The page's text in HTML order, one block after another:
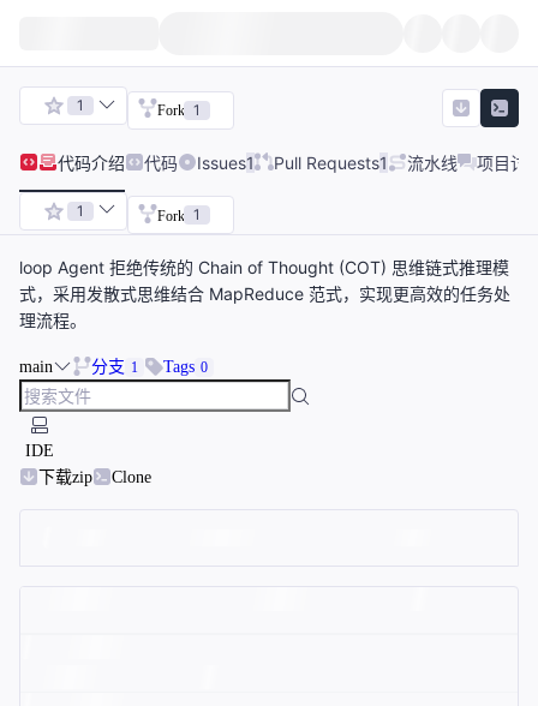
1 Fork 1
代码介绍 代码 Issues1 Pull Requests1 流水线 项目讨
1 Fork 1
loop Agent 拒绝传统的 Chain of Thought (COT) 思维链式推理模
式，采用发散式思维结合 MapReduce 范式，实现更高效的任务处
理流程。
main 分支 1 Tags 0
IDE
下载zip
Clone